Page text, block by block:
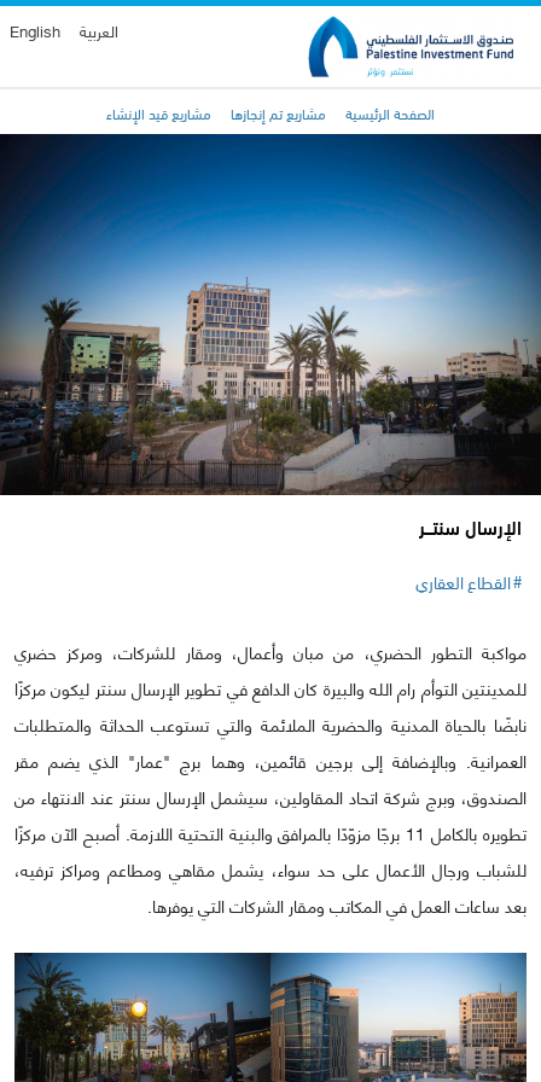
الصفحة الرئيسية مشاريع تم إنجازها مشاريع قيد الإنشاء
الإرسال سنتـــر
القطاع العقاري
مواكبة التطور الحضري، من مبان وأعمال، ومقار للشركات، ومركز حضري
للمدينتين التوأم رام الله والبيرة كان الدافع في تطوير الإرسال سنتر ليكون مركزًا
نابضًا بالحياة المدنية والحضرية الملائمة والتي تستوعب الحداثة والمتطلبات
العمرانية. وبالإضافة إلى برجين قائمين، وهما برج "عمار" الذي يضم مقر
الصندوق، وبرج شركة اتحاد المقاولين، سيشمل الإرسال سنتر عند الانتهاء من
تطويره بالكامل 11 برجًا مزوّدًا بالمرافق والبنية التحتية اللازمة. أصبح الآن مركزًا
للشباب ورجال الأعمال على حد سواء، يشمل مقاهي ومطاعم ومراكز ترفيه،
بعد ساعات العمل في المكاتب ومقار الشركات التي يوفرها.
العربية English